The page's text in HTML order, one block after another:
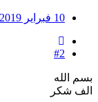
10 فبراير 2019
#2
بسم الله
الف شكر